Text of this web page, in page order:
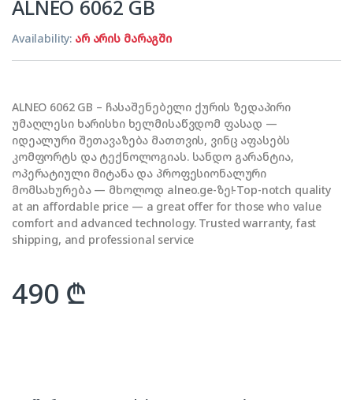
ALNEO 6062 GB
Availability: არ არის მარაგში
ALNEO 6062 GB – ჩასაშენებელი ქურის ზედაპირი
უმაღლესი ხარისხი ხელმისაწვდომ ფასად —
იდეალური შეთავაზება მათთვის, ვინც აფასებს
კომფორტს და ტექნოლოგიას. სანდო გარანტია,
ოპერატიული მიტანა და პროფესიონალური
მომსახურება — მხოლოდ alneo.ge-ზე!-Top-notch quality
at an affordable price — a great offer for those who value
comfort and advanced technology. Trusted warranty, fast
shipping, and professional service
490 ₾